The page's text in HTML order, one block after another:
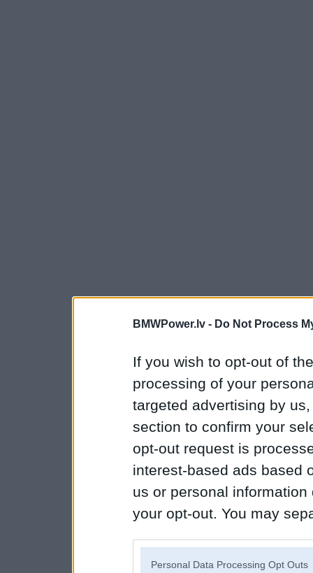
BMWPower.lv - Do Not Process
If you wish to opt-out of
processing of your
targeted advertising by
section to confirm your
opt-out request is
interest-based ads based
us or personal
your opt-out. You may
Personal Data Processing Opt Outs